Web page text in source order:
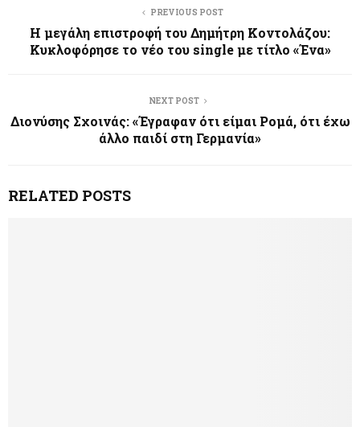
PREVIOUS POST
Η μεγάλη επιστροφή του Δημήτρη Κοντολάζου:
Κυκλοφόρησε το νέο του single με τίτλο «Ένα»
NEXT POST
Διονύσης Σχοινάς: «Έγραφαν ότι είμαι Ρομά, ότι έχω
άλλο παιδί στη Γερμανία»
RELATED POSTS